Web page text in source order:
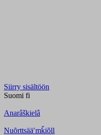
Siirry sisältöön
Suomi fi
Anarâškielâ
Nuõrttsääʹmǩiõll